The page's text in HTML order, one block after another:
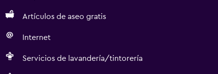
Artículos de aseo gratis
Internet
Servicios de lavandería/tintorería